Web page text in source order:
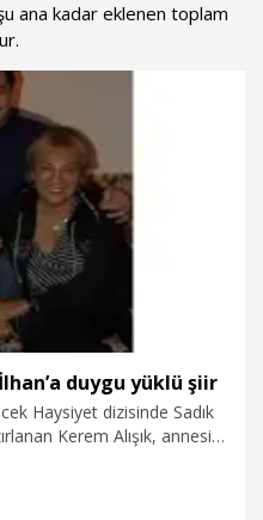
ana kadar eklenen toplam
duygu yüklü şiir
Haysiyet dizisinde Sadık
Kerem Alışık, annesi